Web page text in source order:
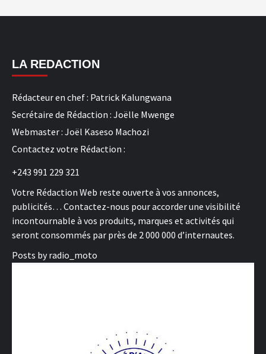
LA REDACTION
Rédacteur en chef : Patrick Kalungwana
Secrétaire de Rédaction : Joëlle Mwenge
Webmaster : Joël Kaseso Machozi
Contactez votre Rédaction :
+243 991 229 321
Votre Rédaction Web reste ouverte à vos annonces,
publicités… Contactez-nous pour accorder une visibilité
incontournable à vos produits, marques et activités qui
seront consommés par près de 2 000 000 d’internautes.
Posts by radio_moto